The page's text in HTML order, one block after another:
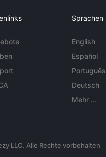
Sprachen
English
Español
Português
Deutsch
Mehr ...
LLC. Alle Rechte vorbehalten